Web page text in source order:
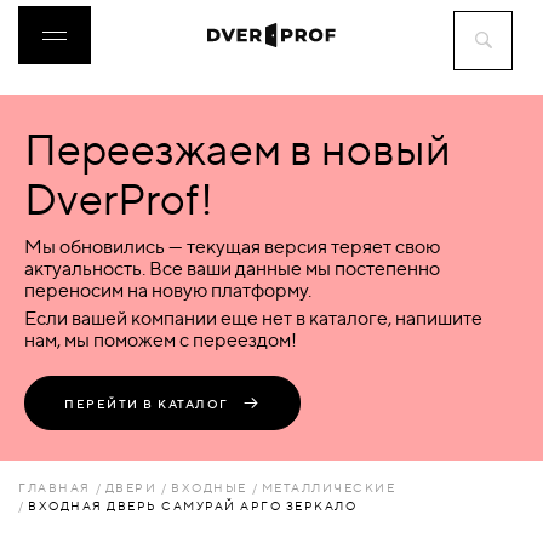
ДВЕРИ
ФУРНИТУРА
ВОРОТА
ПЕРЕГОРОДКИ
Переезжаем в новый
DverProf!
Мы обновились — текущая версия теряет свою
актуальность. Все ваши данные мы постепенно
переносим на новую платформу.
Если вашей компании еще нет в каталоге, напишите
нам, мы поможем с переездом!
ПЕРЕЙТИ В КАТАЛОГ
ГЛАВНАЯ ДВЕРИ ВХОДНЫЕ
МЕТАЛЛИЧЕСКИЕ
ВХОДНАЯ ДВЕРЬ САМУРАЙ АРГО ЗЕРКАЛО